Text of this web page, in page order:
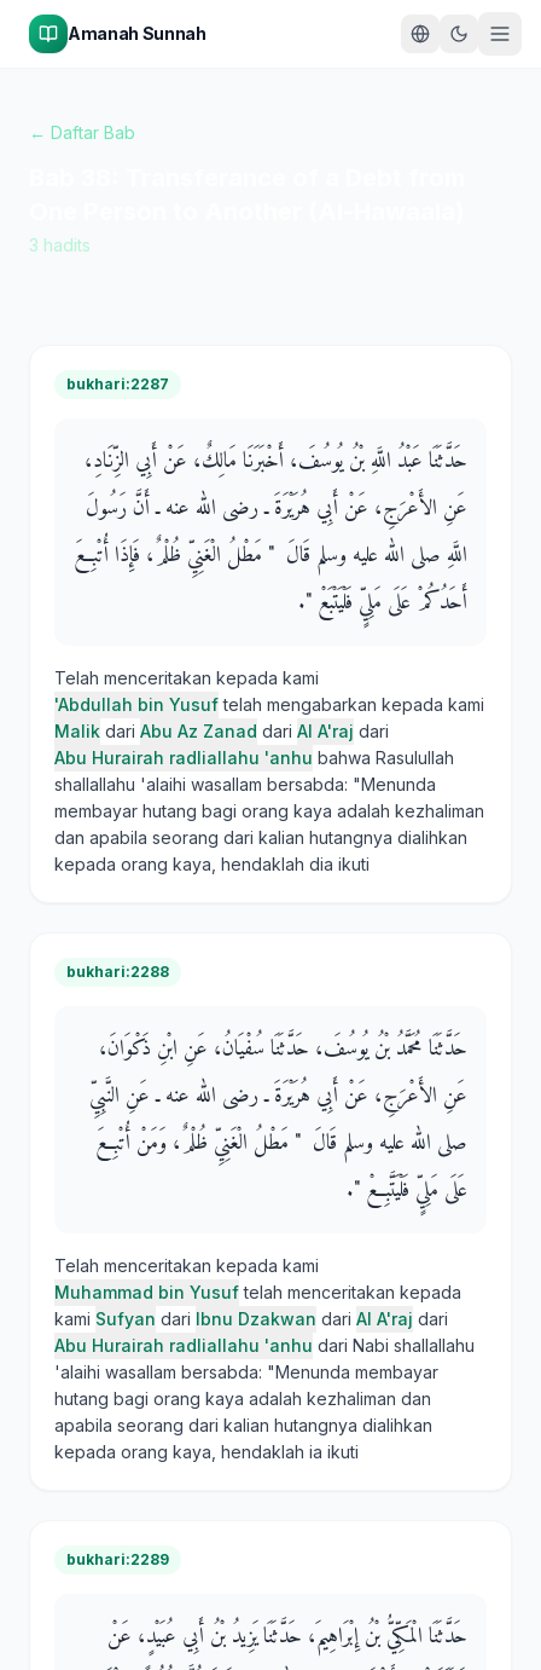
Amanah Sunnah
← Daftar Bab
3 hadits
bukhari:2287
حَدَّثَنَا عَبْدُ اللَّهِ بْنُ يُوسُفَ، أَخْبَرَنَا مَالِكٌ، عَنْ أَبِي الزِّنَادِ،
عَنِ الأَعْرَجِ، عَنْ أَبِي هُرَيْرَةَ ـ رضى الله عنه ـ أَنَّ رَسُولَ
اللَّهِ صلى الله عليه وسلم قَالَ ‏ "‏ مَطْلُ الْغَنِيِّ ظُلْمٌ، فَإِذَا أُتْبِعَ
أَحَدُكُمْ عَلَى مَلِيٍّ فَلْيَتْبَعْ ‏"‏‏.‏
Telah menceritakan kepada kami
'Abdullah bin Yusuftelah mengabarkan kepada kami
Malik dari Abu Az Zanad dari Al A'raj dari
Abu Hurairah radliallahu 'anhu bahwa Rasulullah
shallallahu 'alaihi wasallam bersabda: "Menunda
membayar hutang bagi orang kaya adalah kezhaliman
dan apabila seorang dari kalian hutangnya dialihkan
kepada orang kaya, hendaklah dia ikuti
bukhari:2288
حَدَّثَنَا مُحَمَّدُ بْنُ يُوسُفَ، حَدَّثَنَا سُفْيَانُ، عَنِ ابْنِ ذَكْوَانَ،
عَنِ الأَعْرَجِ، عَنْ أَبِي هُرَيْرَةَ ـ رضى الله عنه ـ عَنِ النَّبِيِّ
صلى الله عليه وسلم قَالَ ‏ "‏ مَطْلُ الْغَنِيِّ ظُلْمٌ، وَمَنْ أُتْبِعَ
عَلَى مَلِيٍّ فَلْيَتَّبِعْ ‏"‏‏.‏
Telah menceritakan kepada kami
Muhammad bin Yusuftelah menceritakan kepada
kami Sufyan dari Ibnu Dzakwan dari Al A'raj dari
Abu Hurairah radliallahu 'anhu dari Nabi shallallahu
'alaihi wasallam bersabda: "Menunda membayar
hutang bagi orang kaya adalah kezhaliman dan
apabila seorang dari kalian hutangnya dialihkan
kepada orang kaya, hendaklah ia ikuti
bukhari:2289
حَدَّثَنَا الْمَكِّيُّ بْنُ إِبْرَاهِيمَ، حَدَّثَنَا يَزِيدُ بْنُ أَبِي عُبَيْدٍ، عَنْ